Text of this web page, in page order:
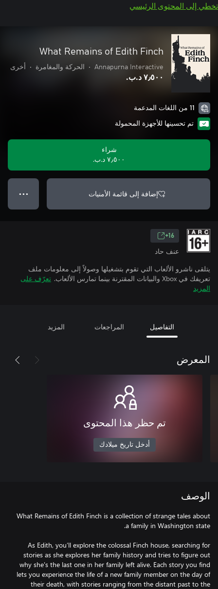
تخطي إلى المحتوى الرئيسي
What Remains of Edith Finch
Annapurna Interactive
• الحركة والمغامرة • أخرى
٧٫٥٠٠ د.ب.‏
11 من اللغات المدعمة
تم تحسينها للأجهزة المحمولة
شراء
٧٫٥٠٠ د.ب.‏
إضافة إلى قائمة الأمنيات ● ● ●
16+
عنف حاد
يتلقى ناشرو الألعاب التي تقوم بتشغيلها وصولاً إلى معلومات ملف
تعريفك في Xbox والبيانات المقترنة بينما تمارس الألعاب.
تعرّف على
المزيد
التفاصيل المراجعات المزيد
المعرض
تم حظر هذا المحتوى
أدخل تاريخ ميلادك
الوصف
What Remains of Edith Finch is a collection of strange tales about
As Edith, you’ll explore the colossal Finch house, searching for
stories as she explores her family history and tries to figure out
why she's the last one in her family left alive. Each story you find
lets you experience the life of a new family member on the day of
their death, with stories ranging from the distant past to the